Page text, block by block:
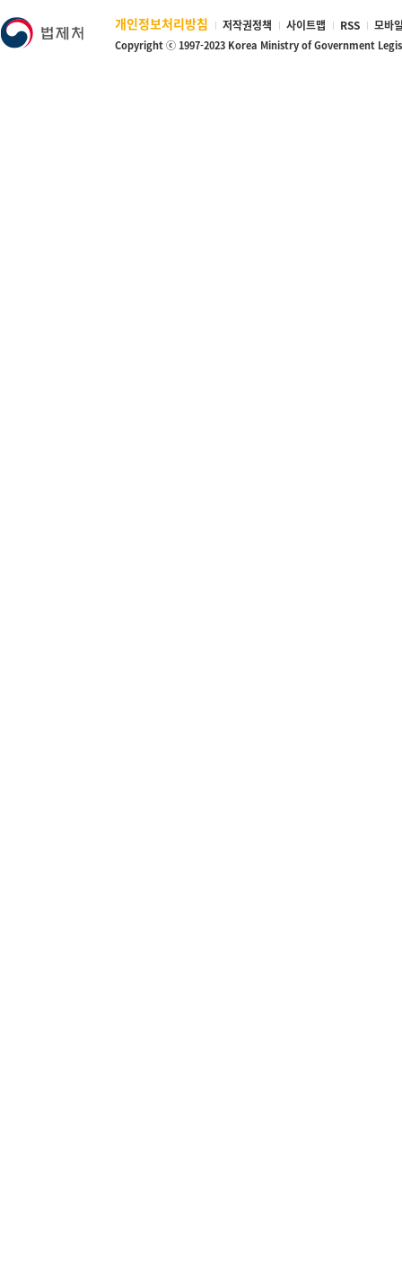
개인정보처리방침 저작권정책 사이트맵 RSS 모바
Copyright ⓒ 1997-2023 Korea Ministry of Government